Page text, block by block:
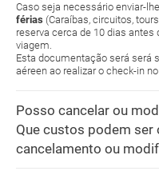
Caso seja necessário enviar-
férias (Caraíbas, circuitos,
reserva cerca de 10 dias antes
viagem.
Esta documentação será será
aéreen ao realizar o check-in
Posso cancelar ou
Que custos podem
cancelamento ou